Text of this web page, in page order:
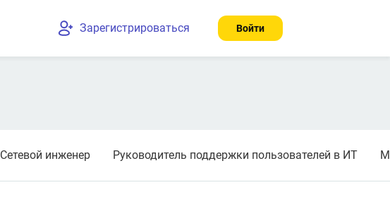
Зарегистрироваться Войти
Сетевой инженер Руководитель поддержки пользователей в ИТ